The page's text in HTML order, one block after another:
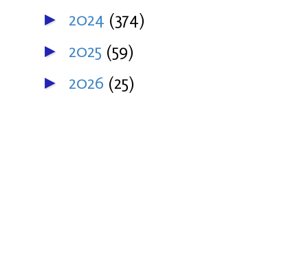
► 2024 (374)
► 2025 (59)
► 2026 (25)